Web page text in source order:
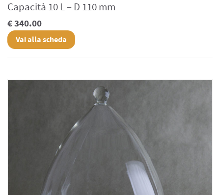
Capacità 10 L – D 110 mm
€ 340.00
Vai alla scheda